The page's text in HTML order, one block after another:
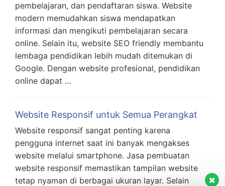
pembelajaran, dan pendaftaran siswa. Website
modern memudahkan siswa mendapatkan
informasi dan mengikuti pembelajaran secara
online. Selain itu, website SEO friendly membantu
lembaga pendidikan lebih mudah ditemukan di
Google. Dengan website profesional, pendidikan
online dapat …
Website Responsif untuk Semua Perangkat
Website responsif sangat penting karena
pengguna internet saat ini banyak mengakses
website melalui smartphone. Jasa pembuatan
website responsif memastikan tampilan website
tetap nyaman di berbagai ukuran layar. Selain